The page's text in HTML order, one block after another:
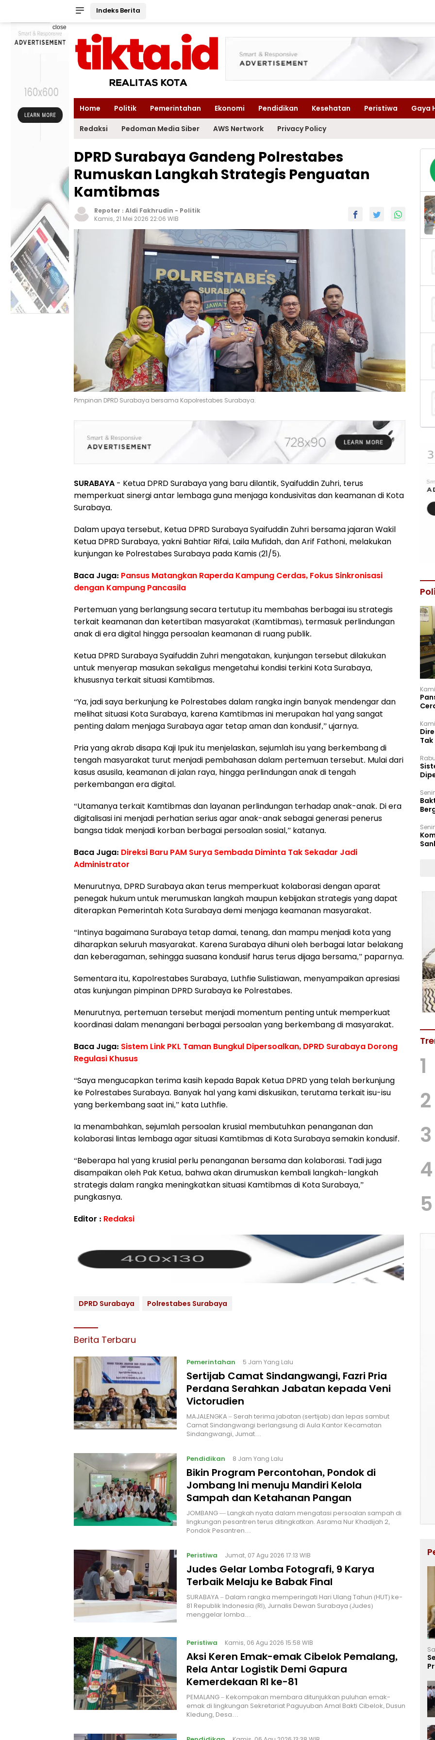
Indeks Berita
close
Home Politik Pemerintahan Ekonomi Pendidikan Kesehatan Peristiwa Gaya
Redaksi Pedoman Media Siber AWS Nertwork Privacy Policy
DPRD Surabaya Gandeng Polrestabes
Rumuskan Langkah Strategis Penguatan
Kamtibmas ‎
Repoter : Aldi Fakhrudin - Politik
Kamis, 21 Mei 2026 22:06 WIB
Pimpinan DPRD Surabaya bersama Kapolrestabes Surabaya.
‎SURABAYA - Ketua DPRD Surabaya yang baru dilantik, Syaifuddin Zuhri, terus
memperkuat sinergi antar lembaga guna menjaga kondusivitas dan keamanan di Kota
Surabaya.‎
‎Dalam upaya tersebut, Ketua DPRD Surabaya Syaifuddin Zuhri bersama jajaran Wakil
Ketua DPRD Surabaya, yakni Bahtiar Rifai, Laila Mufidah, dan Arif Fathoni, melakukan
kunjungan ke Polrestabes Surabaya pada Kamis (21/5).
Baca Juga: Pansus Matangkan Raperda Kampung Cerdas, Fokus Sinkronisasi
dengan Kampung Pancasila
‎Pertemuan yang berlangsung secara tertutup itu membahas berbagai isu strategis
terkait keamanan dan ketertiban masyarakat (Kamtibmas), termasuk perlindungan
anak di era digital hingga persoalan keamanan di ruang publik.‎
‎Ketua DPRD Surabaya Syaifuddin Zuhri mengatakan, kunjungan tersebut dilakukan
untuk menyerap masukan sekaligus mengetahui kondisi terkini Kota Surabaya,
khususnya terkait situasi Kamtibmas.
‎“Ya, jadi saya berkunjung ke Polrestabes dalam rangka ingin banyak mendengar dan
melihat situasi Kota Surabaya, karena Kamtibmas ini merupakan hal yang sangat
penting dalam menjaga Surabaya agar tetap aman dan kondusif,” ujarnya.
‎Pria yang akrab disapa Kaji Ipuk itu menjelaskan, sejumlah isu yang berkembang di
tengah masyarakat turut menjadi pembahasan dalam pertemuan tersebut. Mulai dari
kasus asusila, keamanan di jalan raya, hingga perlindungan anak di tengah
perkembangan era digital.
‎“Utamanya terkait Kamtibmas dan layanan perlindungan terhadap anak-anak. Di era
digitalisasi ini menjadi perhatian serius agar anak-anak sebagai generasi penerus
bangsa tidak menjadi korban berbagai persoalan sosial,” katanya.
Baca Juga: Direksi Baru PAM Surya Sembada Diminta Tak Sekadar Jadi
Administrator
‎Menurutnya, DPRD Surabaya akan terus memperkuat kolaborasi dengan aparat
penegak hukum untuk merumuskan langkah maupun kebijakan strategis yang dapat
diterapkan Pemerintah Kota Surabaya demi menjaga keamanan masyarakat.‎
‎“Intinya bagaimana Surabaya tetap damai, tenang, dan mampu menjadi kota yang
diharapkan seluruh masyarakat. Karena Surabaya dihuni oleh berbagai latar belakang
dan keberagaman, sehingga suasana kondusif harus terus dijaga bersama,” paparnya.‎
‎Sementara itu, Kapolrestabes Surabaya, Luthfie Sulistiawan, menyampaikan apresiasi
atas kunjungan pimpinan DPRD Surabaya ke Polrestabes.‎
‎Menurutnya, pertemuan tersebut menjadi momentum penting untuk memperkuat
koordinasi dalam menangani berbagai persoalan yang berkembang di masyarakat.‎
Baca Juga: ‎Sistem Link PKL Taman Bungkul Dipersoalkan, DPRD Surabaya Dorong
Regulasi Khusus
‎“Saya mengucapkan terima kasih kepada Bapak Ketua DPRD yang telah berkunjung
ke Polrestabes Surabaya. Banyak hal yang kami diskusikan, terutama terkait isu-isu
yang berkembang saat ini,” kata Luthfie.‎
‎Ia menambahkan, sejumlah persoalan krusial membutuhkan penanganan dan
kolaborasi lintas lembaga agar situasi Kamtibmas di Kota Surabaya semakin kondusif.‎
‎“Beberapa hal yang krusial perlu penanganan bersama dan kolaborasi. Tadi juga
disampaikan oleh Pak Ketua, bahwa akan dirumuskan kembali langkah-langkah
strategis dalam rangka meningkatkan situasi Kamtibmas di Kota Surabaya,”
pungkasnya.
Editor : Redaksi
DPRD Surabaya Polrestabes Surabaya
Berita Terbaru
Pemerintahan 5 Jam Yang Lalu
Sertijab Camat Sindangwangi, Fazri Pria
Perdana Serahkan Jabatan kepada Veni
Victorudien
MAJALENGKA – Serah terima jabatan (sertijab) dan lepas sambut
Camat Sindangwangi berlangsung di Aula Kantor Kecamatan
Sindangwangi, Jumat…
Pendidikan 8 Jam Yang Lalu
Bikin Program Percontohan, Pondok di
Jombang Ini menuju Mandiri Kelola
Sampah dan Ketahanan Pangan
JOMBANG — Langkah nyata dalam mengatasi persoalan sampah di
lingkungan pesantren terus ditingkatkan. Asrama Nur Khadijah 2,
Pondok Pesantren…
Peristiwa Jumat, 07 Agu 2026 17:13 WIB
Judes Gelar Lomba Fotografi, 9 Karya
Terbaik Melaju ke Babak Final
‎SURABAYA – Dalam rangka memperingati Hari Ulang Tahun (HUT) ke-
81 Republik Indonesia (RI), Jurnalis Dewan Surabaya (Judes)
menggelar lomba…
Peristiwa Kamis, 06 Agu 2026 15:58 WIB
Aksi Keren Emak-emak Cibelok Pemalang,
Rela Antar Logistik Demi Gapura
Kemerdekaan RI ke-81
PEMALANG – Kekompakan membara ditunjukkan puluhan emak-
emak di lingkungan Sekretariat Paguyuban Amal Bakti Cibelok, Dusun
Kledung, Desa…
1
2
3
4
5